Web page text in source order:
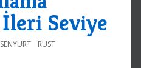
Seviye
RUST